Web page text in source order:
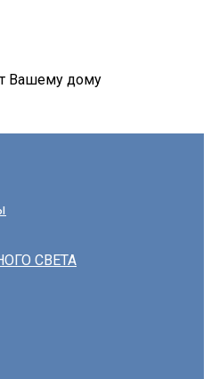
Вашему дому
СВЕТА